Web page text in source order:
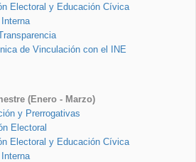
Electoral y Educación Cívica
de Vinculación con el INE
(Enero - Marzo)
y Prerrogativas
Electoral
Electoral y Educación Cívica